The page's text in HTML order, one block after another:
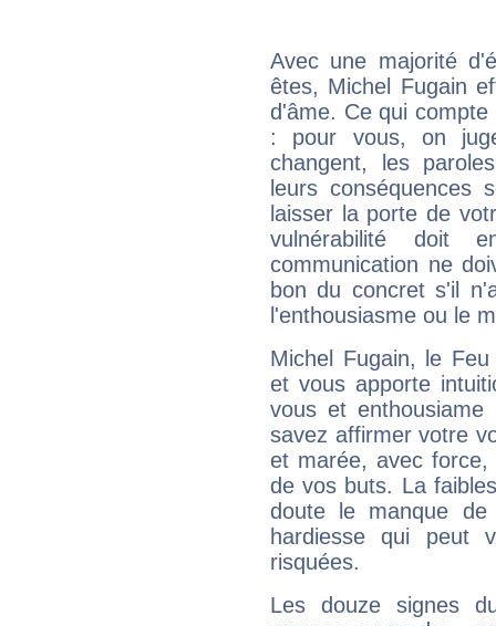
Avec une majorité
êtes, Michel Fugain
d'âme. Ce qui
: pour vous, on
changent, les
leurs conséquences
laisser la porte de
vulnérabilité doit
communication ne
bon du concret s'il
l'enthousiasme ou le
Michel Fugain, le
et vous apporte
vous et
savez affirmer votre
et marée, avec
de vos buts. La
doute le manque
hardiesse qui peut
risquées.
Les douze signes